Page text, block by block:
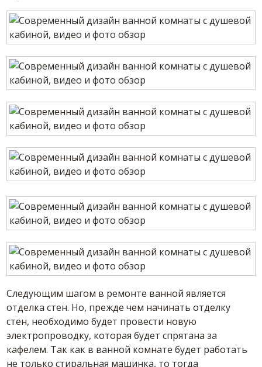
Следующим шагом в ремонте ванной является
отделка стен. Но, прежде чем начинать отделку
стен, необходимо будет провести новую
электропроводку, которая будет спрятана за
кафелем. Так как в ванной комнате будет работать
не только стиральная машинка, то тогда